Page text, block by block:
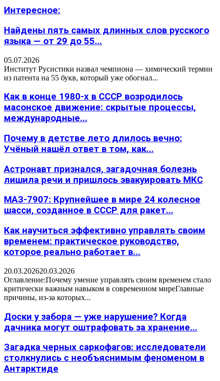
Интересное:
Найдены пять самых длинных слов русского
языка — от 29 до 55...
05.07.2026
Институт Русистики назвал чемпиона — химический термин
из патента на 55 букв, который уже обогнал...
Как в конце 1980-х в СССР возродилось
масонское движение: скрытые процессы,
международные...
Почему в детстве лето длилось вечно:
Учёный нашёл ответ в том, как...
Астронавт признался, загадочная болезнь
лишила речи и пришлось эвакуировать МКС
МАЗ-7907: Крупнейшее в мире 24 колесное
шасси, созданное в СССР для ракет...
Как научиться эффективно управлять своим
временем: практическое руководство,
которое реально работает в...
20.03.202620.03.2026
Оглавление:Почему умение управлять своим временем стало
критически важным навыком в современном миреГлавные
причины, из-за которых...
Доски у забора — уже нарушение? Когда
дачника могут оштрафовать за хранение...
Загадка черных саркофагов: исследователи
столкнулись с необъяснимым феноменом в
Антарктиде